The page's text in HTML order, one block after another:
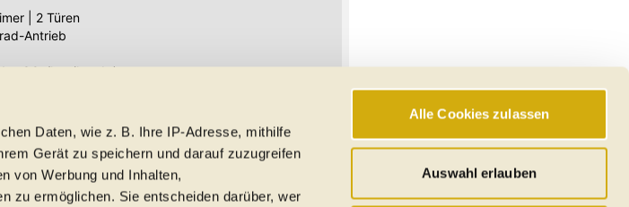
Daten, wie z. B. Ihre IP-Adresse, mithilfe
Gerät zu speichern und darauf zuzugreifen
von Werbung und Inhalten,
zu ermöglichen. Sie entscheiden darüber, wer
Alle Cookies zulassen
Auswahl erlauben
2 Türen
Antrieb
1 g CO /km (komb.)
Cabrio-Angebote
Hinweis: Technische Daten, Verbrauchswerte, Reichweiten
übernimmt entsprechend den
Angaben.